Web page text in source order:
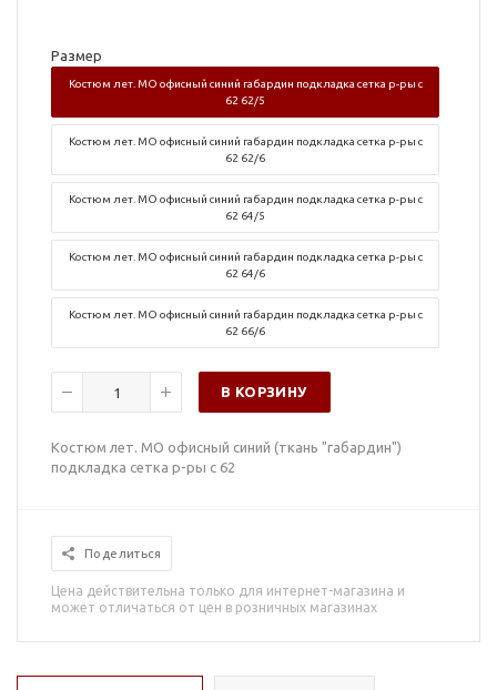
Размер
Костюм лет. МО офисный синий габардин подкладка сетка р-ры с
62 62/5
Костюм лет. МО офисный синий габардин подкладка сетка р-ры с
62 62/6
Костюм лет. МО офисный синий габардин подкладка сетка р-ры с
62 64/5
Костюм лет. МО офисный синий габардин подкладка сетка р-ры с
62 64/6
Костюм лет. МО офисный синий габардин подкладка сетка р-ры с
62 66/6
В КОРЗИНУ
Костюм лет. МО офисный синий (ткань "габардин")
подкладка сетка р-ры с 62
Поделиться
Цена действительна только для интернет-магазина и
может отличаться от цен в розничных магазинах